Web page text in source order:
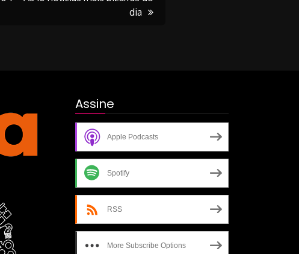
dia
Assine
Apple Podcasts
Spotify
RSS
More Subscribe Options